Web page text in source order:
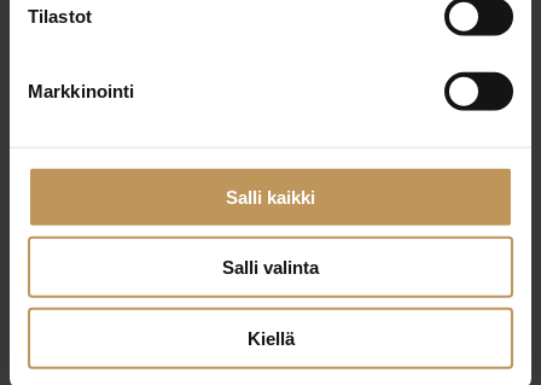
Tilastot
Markkinointi
Salli kaikki
Salli valinta
Kiellä
Teemu Penninkangas
Lue artikkeli